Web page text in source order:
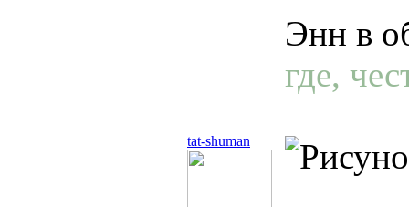
tat-shuman
Энн в
где,